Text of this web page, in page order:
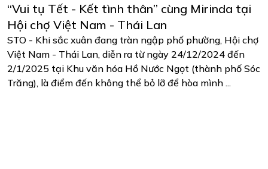
“Vui tụ Tết - Kết tình thân” cùng Mirinda tại
Hội chợ Việt Nam - Thái Lan
STO - Khi sắc xuân đang tràn ngập phố phường, Hội chợ
Việt Nam - Thái Lan, diễn ra từ ngày 24/12/2024 đến
2/1/2025 tại Khu văn hóa Hồ Nước Ngọt (thành phố Sóc
Trăng), là điểm đến không thể bỏ lỡ để hòa mình ...